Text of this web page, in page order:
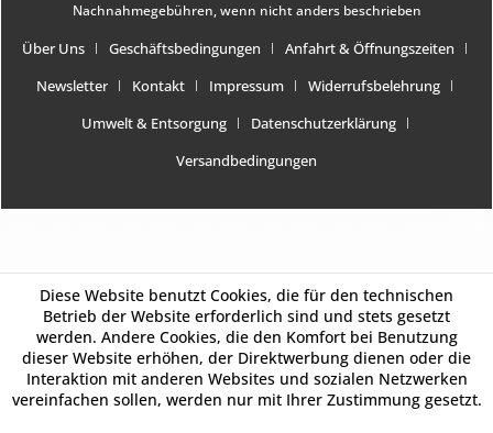
Nachnahmegebühren, wenn nicht anders beschrieben
Über Uns Geschäftsbedingungen
Anfahrt & Öffnungszeiten
Newsletter
Kontakt Impressum
Widerrufsbelehrung
Umwelt & Entsorgung
Datenschutzerklärung
Versandbedingungen
Diese Website benutzt Cookies, die für den technischen
Betrieb der Website erforderlich sind und stets gesetzt
werden. Andere Cookies, die den Komfort bei Benutzung
dieser Website erhöhen, der Direktwerbung dienen oder die
Interaktion mit anderen Websites und sozialen Netzwerken
vereinfachen sollen, werden nur mit Ihrer Zustimmung gesetzt.